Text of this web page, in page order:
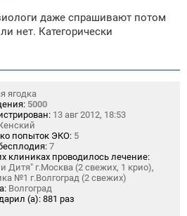
даже спрашивают потом
нет. Категорически
ягодка
5000
13 авг 2012, 18:53
попыток ЭКО: 5
7
клиниках проводилось лечение:
Дитя" г.Москва (2 свежих, 1 крио),
№1 г.Волгоград (2 свежих)
Волгоград
(а): 881 раз